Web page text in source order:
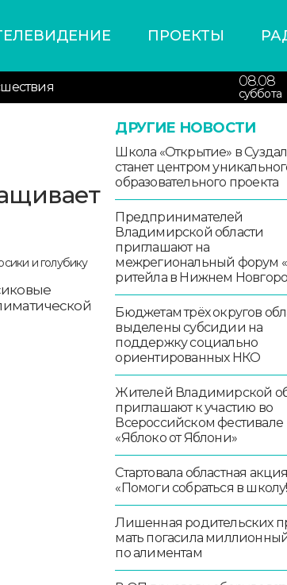
ПРОЕКТЫ
08.08
суббота
ДРУГИЕ НОВОСТИ
Школа «Открытие» в
станет центром
образовательного проекта
Предпринимателей
Владимирской области
приглашают на
межрегиональный форум
ритейла в Нижнем
Бюджетам трёх округов
выделены субсидии на
поддержку социально
ориентированных НКО
Жителей Владимирской
приглашают к участию во
Всероссийском фестивале
«Яблоко от Яблони»
Стартовала областная
«Помоги собраться в
Лишенная родительских
мать погасила
по алиментам